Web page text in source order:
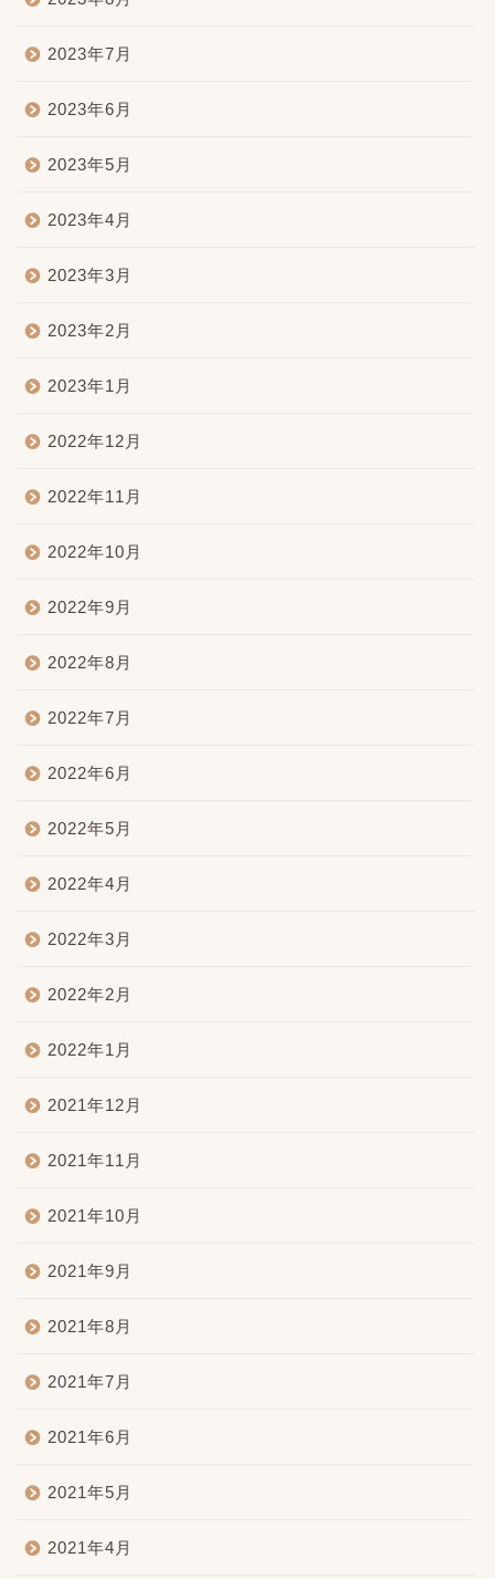
2023年7月
2023年6月
2023年5月
2023年4月
2023年3月
2023年2月
2023年1月
2022年12月
2022年11月
2022年10月
2022年9月
2022年8月
2022年7月
2022年6月
2022年5月
2022年4月
2022年3月
2022年2月
2022年1月
2021年12月
2021年11月
2021年10月
2021年9月
2021年8月
2021年7月
2021年6月
2021年5月
2021年4月